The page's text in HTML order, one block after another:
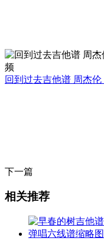
回到过去吉他谱 周杰
下一篇
相关推荐